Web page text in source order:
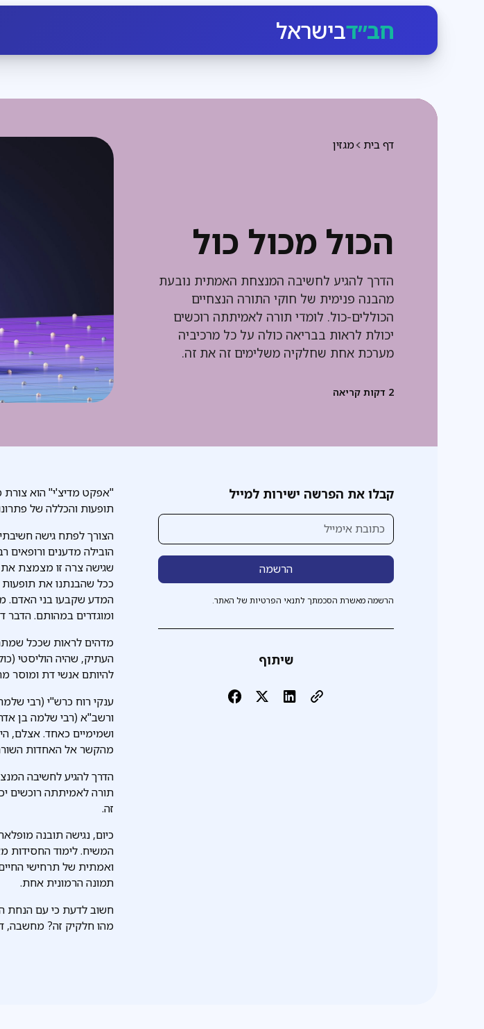
חב״דבישראל
מגזין דף בית
הכול מכול כול
הדרך להגיע לחשיבה המנצחת האמתית נובעת
מהבנה פנימית של חוקי התורה הנצחיים
הכוללים-כול. לומדי תורה לאמיתתה רוכשים
יכולת לראות בבריאה כולה על כל מרכיביה
מערכת אחת שחלקיה משלימים זה את זה.
2 דקות קריאה
קבלו את הפרשה ישירות למייל
הרשמה מאשרת הסכמתך לתנאי הפרטיות של האתר.
שיתוף
"אפקט מדיצ'י" הוא
תופעות והכללה של
הצורך לפתח גישה
הובילה מדענים
שגישה צרה זו מצמצת את
ככל שהבנתנו את
המדע שקבעו בני האדם.
ומוגדרים במהותם. הדבר
מדהים לראות שככל
העתיק, שהיה הוליסטי
להיותם אנשי דת ומוסר
ענקי רוח כרש"י (רבי
ורשב"א (רבי שלמה בן
ושמימיים כאחד. אצלם,
מהקשר אל האחדות
הדרך להגיע לחשיבה
תורה לאמיתתה רוכשים
זה.
כיום, נגישה תובנה
המשיח. לימוד החסידות
ואמתית של תרחישי
תמונה הרמונית אחת.
חשוב לדעת כי עם הנחת
מהו חלקיק זה? מחשבה,